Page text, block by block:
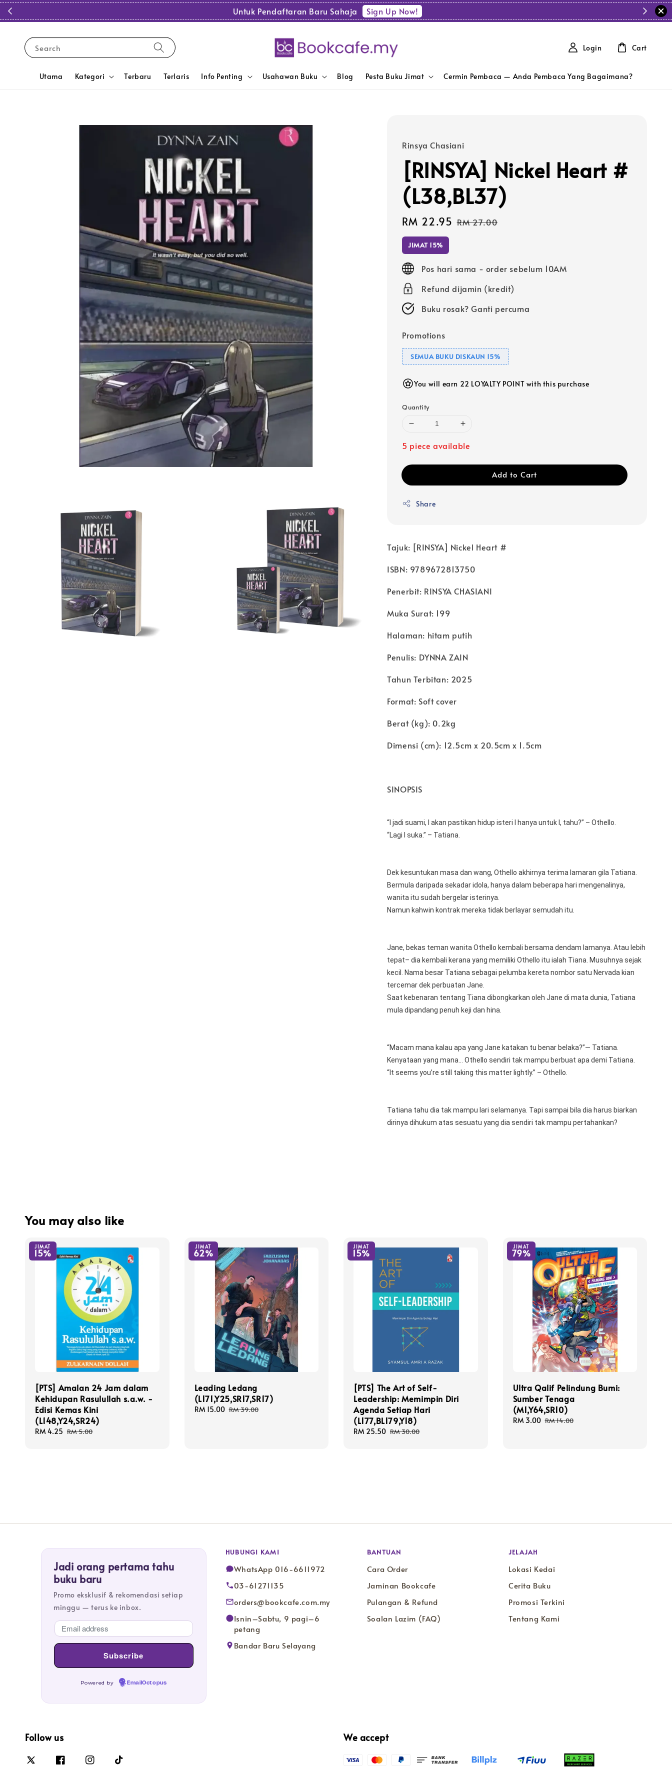
Untuk Pendaftaran Baru Sahaja Sign Up Now!
Search
Utama Kategori Terbaru Terlaris Info Penting Usahawan Buku Blog Pesta Buku Jimat Cermin Pembaca — Anda Pembaca Yang Bagaimana?
Login Cart
Rinsya Chasiani
[RINSYA] Nickel Heart #
(L38,BL37)
Sale
price
RM 22.95 Regular
RM 27.00
JIMAT 15%
Pos hari sama - order sebelum 10AM
Refund dijamin (kredit)
Buku rosak? Ganti percuma
Promotions
SEMUA BUKU DISKAUN 15%
You will earn 22 LOYALTY POINT with this purchase
Quantity
5 piece available
Add to Cart
Share
Tajuk: [RINSYA] Nickel Heart #
ISBN: 9789672813750
Penerbit: RINSYA CHASIANI
Muka Surat: 199
Halaman: hitam putih
Penulis: DYNNA ZAIN
Tahun Terbitan: 2025
Format: Soft cover
Berat (kg): 0.2kg
Dimensi (cm): 12.5cm x 20.5cm x 1.5cm
SINOPSIS
“I jadi suami, I akan pastikan hidup isteri I hanya untuk I, tahu?” – Othello.
“Lagi I suka.” – Tatiana.
Dek kesuntukan masa dan wang, Othello akhirnya terima lamaran gila Tatiana.
Bermula daripada sekadar idola, hanya dalam beberapa hari mengenalinya,
wanita itu sudah bergelar isterinya.
Namun kahwin kontrak mereka tidak berlayar semudah itu.
Jane, bekas teman wanita Othello kembali bersama dendam lamanya. Atau lebih
tepat– dia kembali kerana yang memiliki Othello itu ialah Tiana. Musuhnya sejak
kecil. Nama besar Tatiana sebagai pelumba kereta nombor satu Nervada kian
tercemar dek perbuatan Jane.
Saat kebenaran tentang Tiana dibongkarkan oleh Jane di mata dunia, Tatiana
mula dipandang penuh keji dan hina.
“Macam mana kalau apa yang Jane katakan tu benar belaka?”— Tatiana.
Kenyataan yang mana… Othello sendiri tak mampu berbuat apa demi Tatiana.
“It seems you’re still taking this matter lightly.” – Othello.
Tatiana tahu dia tak mampu lari selamanya. Tapi sampai bila dia harus biarkan
dirinya dihukum atas sesuatu yang dia sendiri tak mampu pertahankan?
You may also like
JIMAT
15%
[PTS] Amalan 24 Jam dalam
Kehidupan Rasulullah s.a.w. -
Edisi Kemas Kini
(L148,Y24,SR24)
Sale
RM 4.25 Regular
RM 5.00
JIMAT
62%
Leading Ledang
(L171,Y25,SR17,SR17)
Sale
RM 15.00 Regular
RM 39.00
JIMAT
15%
[PTS] The Art of Self-
Leadership: Memimpin Diri
Agenda Setiap Hari
(L177,BL179,Y18)
Sale
RM 25.50 Regular
RM 30.00
JIMAT
79%
Ultra Qalif Pelindung Bumi:
Sumber Tenaga
(M1,Y64,SR10)
Sale
RM 3.00 Regular
RM 14.00
Jadi orang pertama tahu
buku baru
Promo eksklusif & rekomendasi setiap
minggu — terus ke inbox.
Powered by EmailOctopus
HUBUNGI KAMI
WhatsApp 016-6611972
03-61271135
orders@bookcafe.com.my
Isnin–Sabtu, 9 pagi–6
petang
Bandar Baru Selayang
BANTUAN
Cara Order
Jaminan Bookcafe
Pulangan & Refund
Soalan Lazim (FAQ)
JELAJAH
Lokasi Kedai
Cerita Buku
Promosi Terkini
Tentang Kami
Follow us We accept